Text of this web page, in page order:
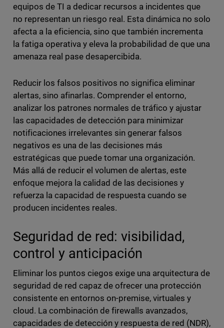
equipos de TI a dedicar recursos a incidentes que
no representan un riesgo real. Esta dinámica no solo
afecta a la eficiencia, sino que también incrementa
la fatiga operativa y eleva la probabilidad de que una
amenaza real pase desapercibida.
Reducir los falsos positivos no significa eliminar
alertas, sino afinarlas. Comprender el entorno,
analizar los patrones normales de tráfico y ajustar
las capacidades de detección para minimizar
notificaciones irrelevantes sin generar falsos
negativos es una de las decisiones más
estratégicas que puede tomar una organización.
Más allá de reducir el volumen de alertas, este
enfoque mejora la calidad de las decisiones y
refuerza la capacidad de respuesta cuando se
producen incidentes reales.
Seguridad de red: visibilidad,
control y anticipación
Eliminar los puntos ciegos exige una arquitectura de
seguridad de red capaz de ofrecer una protección
consistente en entornos on-premise, virtuales y
cloud. La combinación de firewalls avanzados,
capacidades de detección y respuesta de red (NDR),